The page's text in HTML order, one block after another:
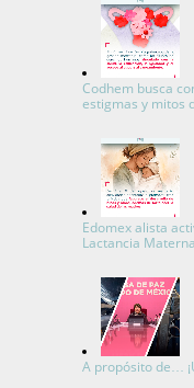
Codhem busca
estigmas y mitos
Edomex alista
Lactancia Materna
A propósito de…